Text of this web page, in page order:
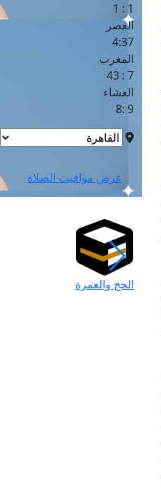
1 : 1
العصر
4:37
المغرب
7 : 43
العشاء
9 :8
عرض مواقيت الصلاة
الحج والعمرة